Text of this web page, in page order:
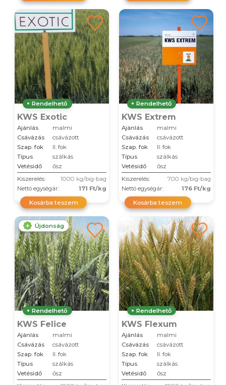
Rendelhető
KWS Exotic
Ajánlás
malmi
Csávázás
csávázott
Szap. fok
II. fok
Típus
szálkás
Vetésidő
ősz
Kiszerelés:
1000 kg/big-bag
Nettó egységár:
171 Ft/kg
Kosárba teszem
Rendelhető
KWS Extrem
Ajánlás
malmi
Csávázás
csávázott
Szap. fok
II. fok
Típus
szálkás
Vetésidő
ősz
Kiszerelés:
700 kg/big-bag
Nettó egységár:
176 Ft/kg
Kosárba teszem
Újdonság
Rendelhető
KWS Felice
Ajánlás
malmi
Csávázás
csávázott
Szap. fok
II. fok
Típus
szálkás
Vetésidő
ősz
Rendelhető
KWS Flexum
Ajánlás
malmi
Csávázás
csávázott
Szap. fok
II. fok
Típus
szálkás
Vetésidő
ősz